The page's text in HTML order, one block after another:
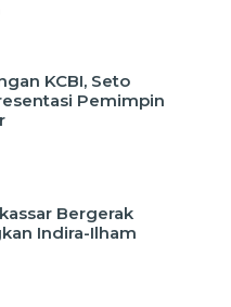
KCBI, Seto
Pemimpin
Bergerak
Indira-Ilham